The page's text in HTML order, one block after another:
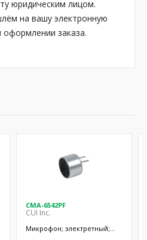
юридическим лицом.
на вашу электронную
оформлении заказа.
CMA-6542PF
CUI Inc.
Микрофон; электретный;